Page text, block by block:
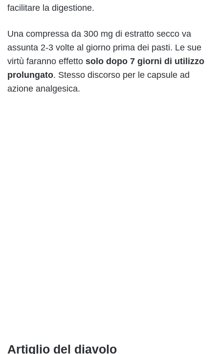
facilitare la digestione.
Una compressa da 300 mg di estratto secco va
assunta 2-3 volte al giorno prima dei pasti. Le sue
virtù faranno effetto solo dopo 7 giorni di utilizzo
prolungato. Stesso discorso per le capsule ad
azione analgesica.
Artiglio del diavolo